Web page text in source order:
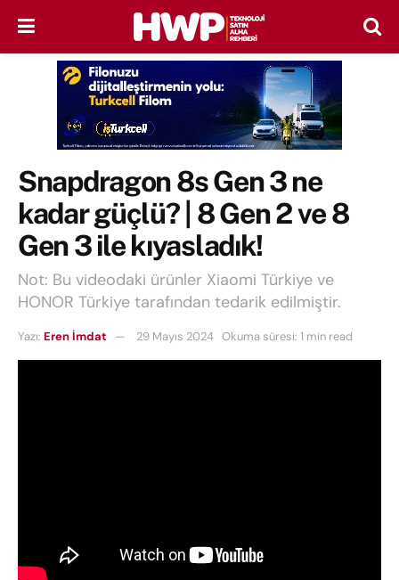
Snapdragon 8s Gen 3 ne
kadar güçlü? | 8 Gen 2 ve 8
Gen 3 ile kıyasladık!
Not: Bu videodaki ürünler Xiaomi Türkiye ve
HONOR Türkiye tarafından tedarik edilmiştir.
Yazı: Eren İmdat 29 Mayıs 2024 Okuma süresi: 1 min read